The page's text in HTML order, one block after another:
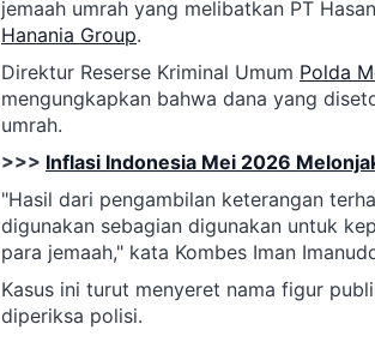
jemaah umrah yang melibatkan PT
Hanania Group.
Direktur Reserse Kriminal Umum Polda
mengungkapkan bahwa dana yang
umrah.
>>> Inflasi Indonesia Mei 2026
"Hasil dari pengambilan keterangan
digunakan sebagian digunakan untuk
para jemaah," kata Kombes Iman
Kasus ini turut menyeret nama figur
diperiksa polisi.